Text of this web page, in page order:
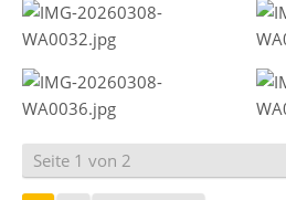
Seite 1 von 2